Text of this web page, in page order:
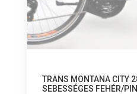
TRANS MONTANA CITY
SEBESSÉGES FEHÉR/